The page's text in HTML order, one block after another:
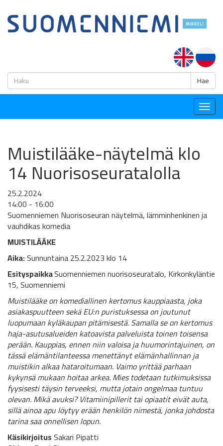
Hae
Muistilääke-näytelmä klo
14 Nuorisoseuratalolla
25.2.2024
14:00 - 16:00
Suomenniemen Nuorisoseuran näytelmä, lämminhenkinen ja
vauhdikas komedia
MUISTILÄÄKE
Aika:Sunnuntaina 25.2.2023 klo 14
EsityspaikkaSuomenniemen nuorisoseuratalo, Kirkonkyläntie
15, Suomenniemi
Muistilääke on komediallinen kertomus kauppiaasta, joka
asiakaspuutteen sekä EU:n puristuksessa on joutunut
luopumaan kyläkaupan pitämisestä. Samalla se on kertomus
haja-asutusalueiden katoavista palveluista toinen toisensa
perään. Kauppias, ennen niin valoisa ja huumorintajuinen, on
tässä elämäntilanteessa menettänyt elämänhallinnan ja
muistikin alkaa hataroitumaan. Vaimo yrittää parhaan
kykynsä mukaan hoitaa arkea. Mies todetaan tutkimuksissa
fyysisesti täysin terveeksi, mutta jotain ongelmaa tuntuu
olevan. Mikä avuksi? Vitamiinipillerit tai opiaatit eivät auta,
sillä ainoa apu löytyy erään henkilön nimestä, jonka johdosta
tarina saa onnellisen lopun.
KäsikirjoitusSakari Pipatti